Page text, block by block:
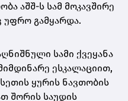
აშშ-ს სამ მოკავშირე
უფრო გამყარდა.
სამი ქვეყანა
ესკალაციით,
ყურის ნავთობის
შორის საუდის